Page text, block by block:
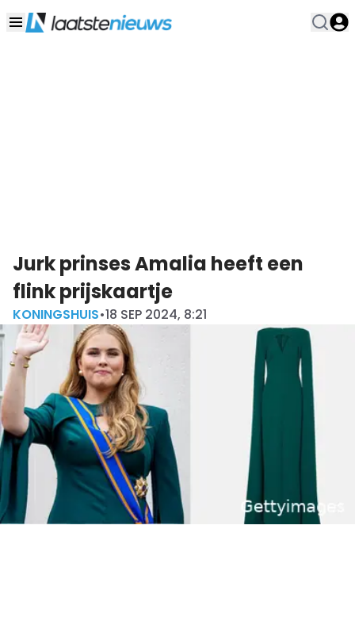
Jurk prinses Amalia heeft een
flink prijskaartje
KONINGSHUIS•18 SEP 2024, 8:21